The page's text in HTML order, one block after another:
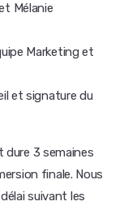
Mélanie
Marketing et
et signature du
dure 3 semaines
finale. Nous
suivant les